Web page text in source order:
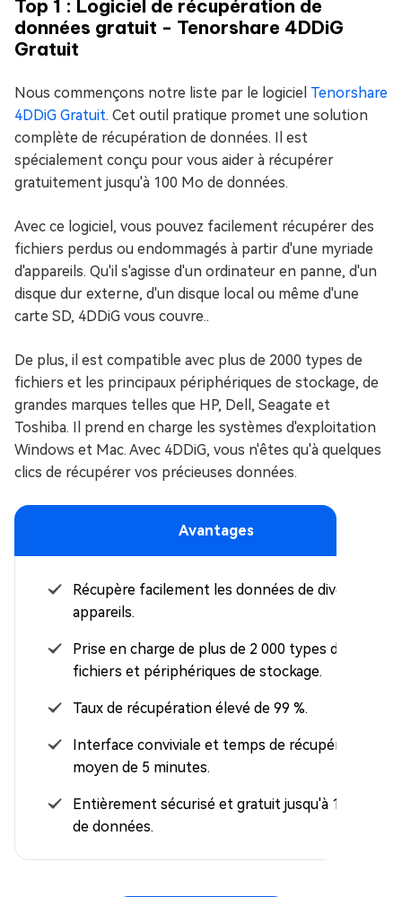
Top 1 : Logiciel de récupération de
données gratuit - Tenorshare 4DDiG
Gratuit
Nous commençons notre liste par le logiciel Tenorshare
4DDiG Gratuit. Cet outil pratique promet une solution
complète de récupération de données. Il est
spécialement conçu pour vous aider à récupérer
gratuitement jusqu'à 100 Mo de données.
Avec ce logiciel, vous pouvez facilement récupérer des
fichiers perdus ou endommagés à partir d'une myriade
d'appareils. Qu'il s'agisse d'un ordinateur en panne, d'un
disque dur externe, d'un disque local ou même d'une
carte SD, 4DDiG vous couvre..
De plus, il est compatible avec plus de 2000 types de
fichiers et les principaux périphériques de stockage, de
grandes marques telles que HP, Dell, Seagate et
Toshiba. Il prend en charge les systèmes d'exploitation
Windows et Mac. Avec 4DDiG, vous n'êtes qu'à quelques
clics de récupérer vos précieuses données.
Avantages
Récupère facilement les données de divers
appareils.
Prise en charge de plus de 2 000 types de
fichiers et périphériques de stockage.
Taux de récupération élevé de 99 %.
Interface conviviale et temps de récupération
moyen de 5 minutes.
Entièrement sécurisé et gratuit jusqu'à 100 Mo
de données.